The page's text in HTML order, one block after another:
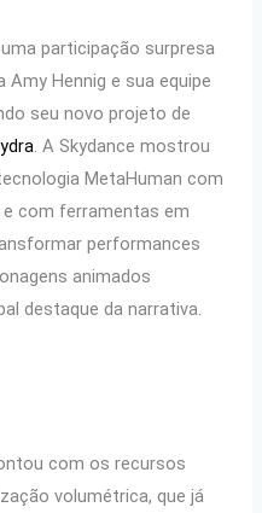
participação surpresa
Hennig e sua equipe
seu novo projeto de
. A Skydance mostrou
MetaHuman com
com ferramentas em
performances
animados
destaque da narrativa.
com os recursos
volumétrica, que já